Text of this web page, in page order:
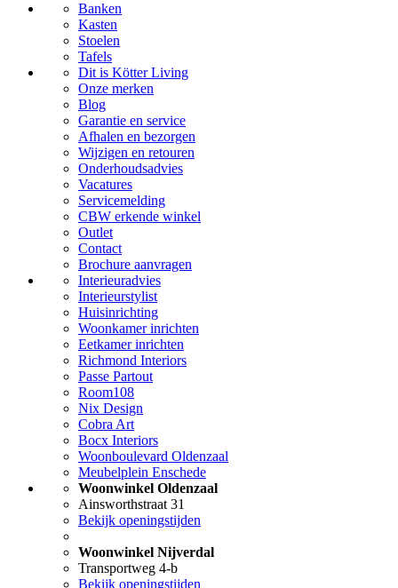
Banken
Kasten
Stoelen
Tafels
Dit is Kötter Living
Onze merken
Blog
Garantie en service
Afhalen en bezorgen
Wijzigen en retouren
Onderhoudsadvies
Vacatures
Servicemelding
CBW erkende winkel
Outlet
Contact
Brochure aanvragen
Interieuradvies
Interieurstylist
Huisinrichting
Woonkamer inrichten
Eetkamer inrichten
Richmond Interiors
Passe Partout
Room108
Nix Design
Cobra Art
Bocx Interiors
Woonboulevard Oldenzaal
Meubelplein Enschede
Woonwinkel Oldenzaal
Ainsworthstraat 31
Bekijk openingstijden
Woonwinkel Nijverdal
Transportweg 4-b
Bekijk openingstijden